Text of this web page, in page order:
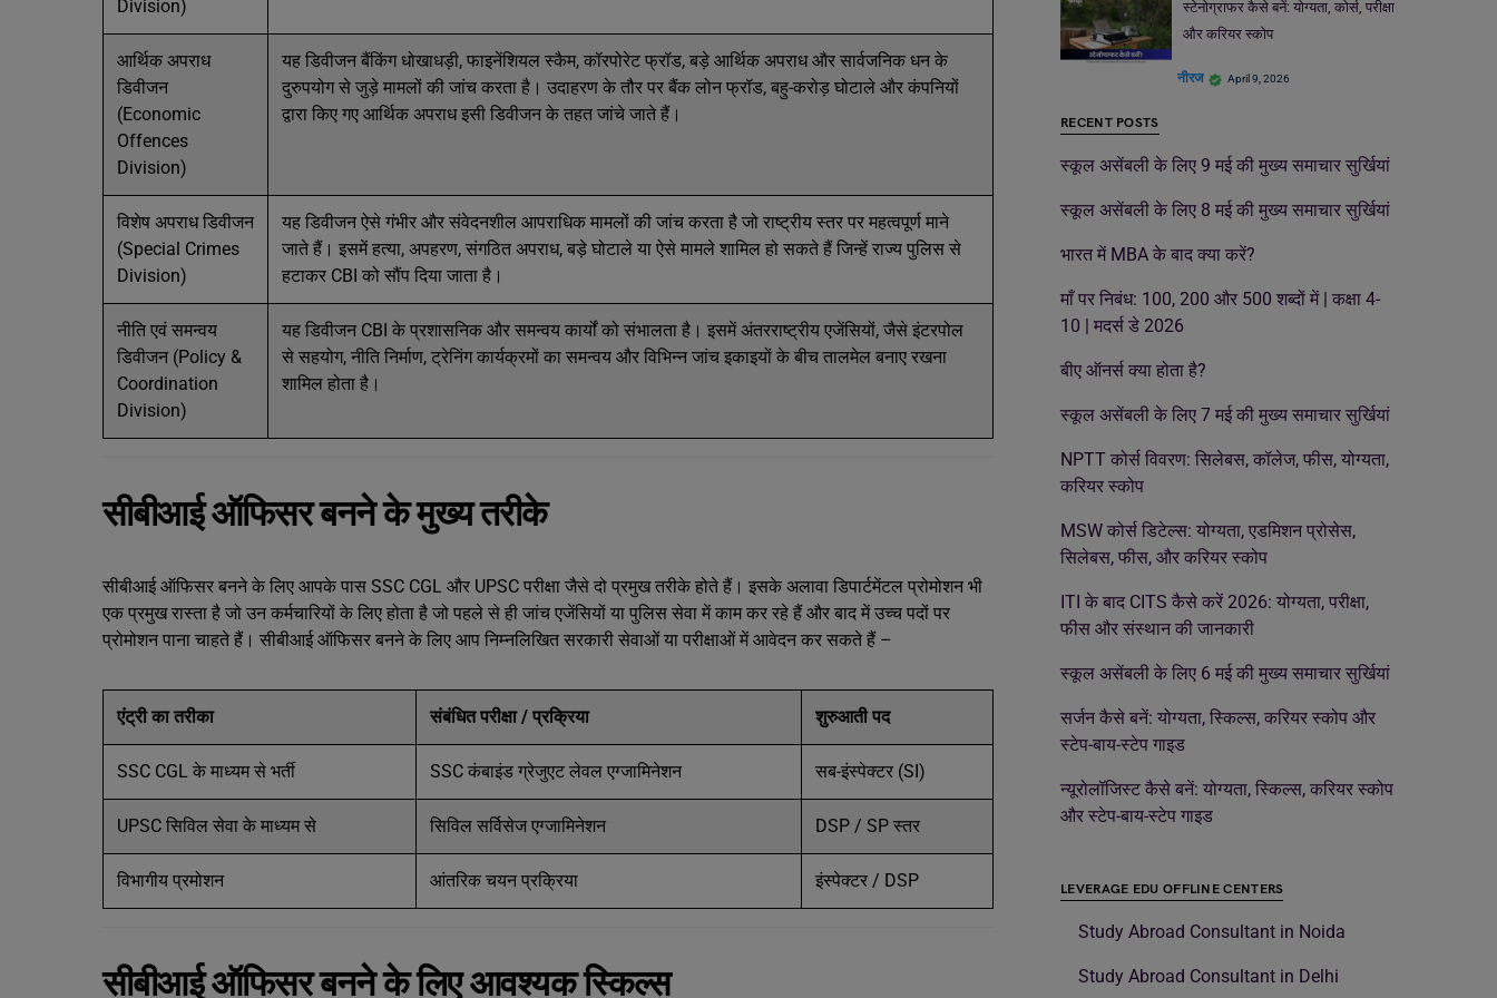
Division)
आर्थिक अपराध
डिवीजन
(Economic
Offences
Division)
यह डिवीजन बैंकिंग धोखाधड़ी, फाइनेंशियल स्कैम, कॉरपोरेट फ्रॉड, बड़े आर्थिक अपराध और सार्वजनिक धन के
दुरुपयोग से जुड़े मामलों की जांच करता है। उदाहरण के तौर पर बैंक लोन फ्रॉड, बहु-करोड़ घोटाले और कंपनियों
द्वारा किए गए आर्थिक अपराध इसी डिवीजन के तहत जांचे जाते हैं।
विशेष अपराध डिवीजन
(Special Crimes
Division)
यह डिवीजन ऐसे गंभीर और संवेदनशील आपराधिक मामलों की जांच करता है जो राष्ट्रीय स्तर पर महत्वपूर्ण माने
जाते हैं। इसमें हत्या, अपहरण, संगठित अपराध, बड़े घोटाले या ऐसे मामले शामिल हो सकते हैं जिन्हें राज्य पुलिस से
हटाकर CBI को सौंप दिया जाता है।
नीति एवं समन्वय
डिवीजन (Policy &
Coordination
Division)
यह डिवीजन CBI के प्रशासनिक और समन्वय कार्यों को संभालता है। इसमें अंतरराष्ट्रीय एजेंसियों, जैसे इंटरपोल
से सहयोग, नीति निर्माण, ट्रेनिंग कार्यक्रमों का समन्वय और विभिन्न जांच इकाइयों के बीच तालमेल बनाए रखना
शामिल होता है।
सीबीआई ऑफिसर बनने के मुख्य तरीके
सीबीआई ऑफिसर बनने के लिए आपके पास SSC CGL और UPSC परीक्षा जैसे दो प्रमुख तरीके होते हैं। इसके अलावा डिपार्टमेंटल प्रोमोशन भी
एक प्रमुख रास्ता है जो उन कर्मचारियों के लिए होता है जो पहले से ही जांच एजेंसियों या पुलिस सेवा में काम कर रहे हैं और बाद में उच्च पदों पर
प्रोमोशन पाना चाहते हैं। सीबीआई ऑफिसर बनने के लिए आप निम्नलिखित सरकारी सेवाओं या परीक्षाओं में आवेदन कर सकते हैं –
एंट्री का तरीका संबंधित परीक्षा / प्रक्रिया शुरुआती पद
SSC CGL के माध्यम से भर्ती SSC कंबाइंड ग्रेजुएट लेवल एग्जामिनेशन सब-इंस्पेक्टर (SI)
UPSC सिविल सेवा के माध्यम से सिविल सर्विसेज एग्जामिनेशन DSP / SP स्तर
विभागीय प्रमोशन आंतरिक चयन प्रक्रिया इंस्पेक्टर / DSP
सीबीआई ऑफिसर बनने के लिए आवश्यक स्किल्स
स्टेनोग्राफर कैसे बनें: योग्यता, कोर्स, परीक्षा
और करियर स्कोप
नीरज April 9, 2026
RECENT POSTS
स्कूल असेंबली के लिए 9 मई की मुख्य समाचार सुर्खियां
स्कूल असेंबली के लिए 8 मई की मुख्य समाचार सुर्खियां
भारत में MBA के बाद क्या करें?
माँ पर निबंध: 100, 200 और 500 शब्दों में | कक्षा 4-
10 | मदर्स डे 2026
बीए ऑनर्स क्या होता है?
स्कूल असेंबली के लिए 7 मई की मुख्य समाचार सुर्खियां
NPTT कोर्स विवरण: सिलेबस, कॉलेज, फीस, योग्यता,
करियर स्कोप
MSW कोर्स डिटेल्स: योग्यता, एडमिशन प्रोसेस,
सिलेबस, फीस, और करियर स्कोप
ITI के बाद CITS कैसे करें 2026: योग्यता, परीक्षा,
फीस और संस्थान की जानकारी
स्कूल असेंबली के लिए 6 मई की मुख्य समाचार सुर्खियां
सर्जन कैसे बनें: योग्यता, स्किल्स, करियर स्कोप और
स्टेप-बाय-स्टेप गाइड
न्यूरोलॉजिस्ट कैसे बनें: योग्यता, स्किल्स, करियर स्कोप
और स्टेप-बाय-स्टेप गाइड
LEVERAGE EDU OFFLINE CENTERS
Study Abroad Consultant in Noida
Study Abroad Consultant in Delhi